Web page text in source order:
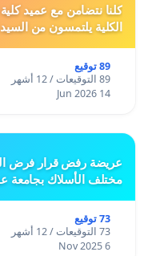
كلنا نتضامن مع عميد
الكلية يلتمسون من السيد
89 توقيع
89 التوقيعات / 12 أشهر
14 Jun 2026
عريضة رفض قرار فرض
مختلف الأسلاك بجامعة
73 توقيع
73 التوقيعات / 12 أشهر
6 Nov 2025